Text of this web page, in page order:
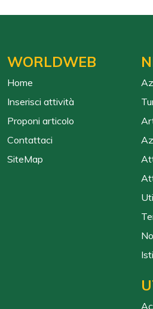
WORLDWEB
Home
Inserisci attività
Proponi articolo
Contattaci
SiteMap